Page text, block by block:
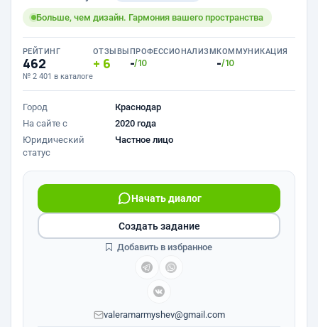
Больше, чем дизайн. Гармония вашего пространства
РЕЙТИНГ
462
№ 2 401 в каталоге
ОТЗЫВЫ
6
ПРОФЕССИОНАЛИЗМ
-/10
КОММУНИКАЦИЯ
-/10
Город
Краснодар
На сайте с
2020 года
Юридический
статус
Частное лицо
Начать диалог
valeramarmyshev@gmail.com
Создать задание
Добавить в избранное